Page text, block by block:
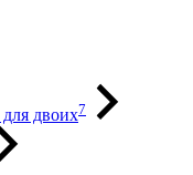
двоих7